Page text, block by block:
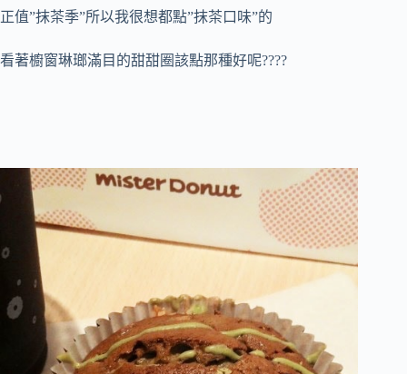
正值”抹茶季”所以我很想都點”抹茶口味”的
看著櫥窗琳瑯滿目的甜甜圈該點那種好呢????